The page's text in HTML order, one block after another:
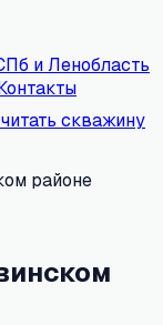
и Ленобласть
скважину
районе